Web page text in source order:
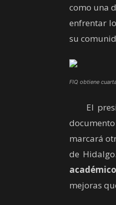
como una
enfrentar
su
FIQ obtiene
El
marcará
de
mejoras